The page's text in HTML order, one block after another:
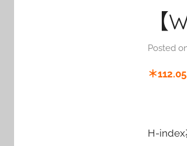
【
Posted
＊
H-index